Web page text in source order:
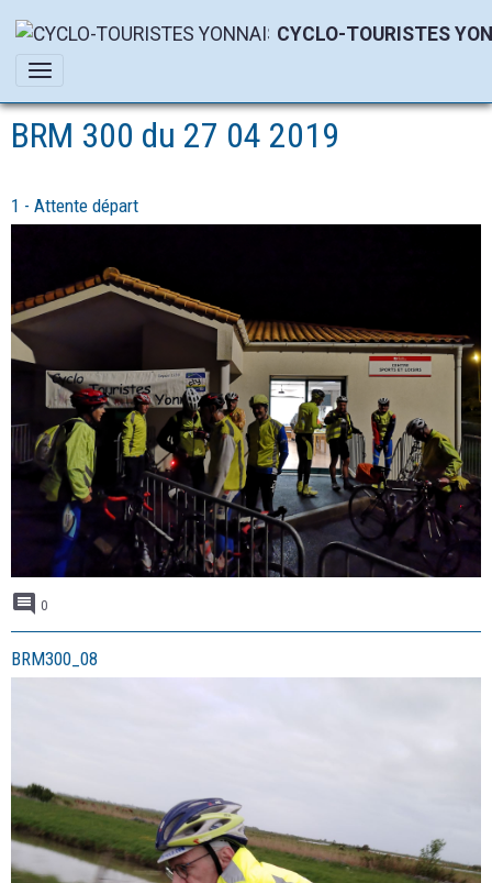
CYCLO-TOURISTES
BRM 300 du 27 04 2019
1 - Attente départ
0
BRM300_08